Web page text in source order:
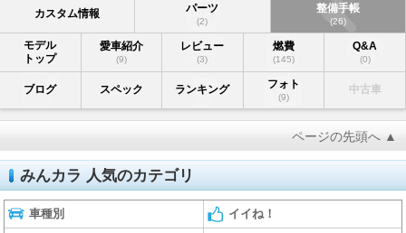
カスタム情報 パーツ
(2)
整備手帳
(26)
モデル
トップ
愛車紹介
(9)
レビュー
(3)
燃費
(145)
Q&A
(0)
ブログ スペック ランキング フォト
(9)
中古車
ページの先頭へ ▲
みんカラ 人気のカテゴリ
車種別 イイね！